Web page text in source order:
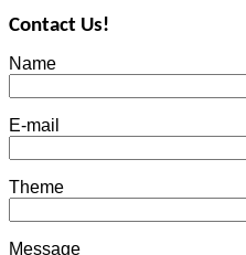
Contact Us!
Name
E-mail
Theme
Message